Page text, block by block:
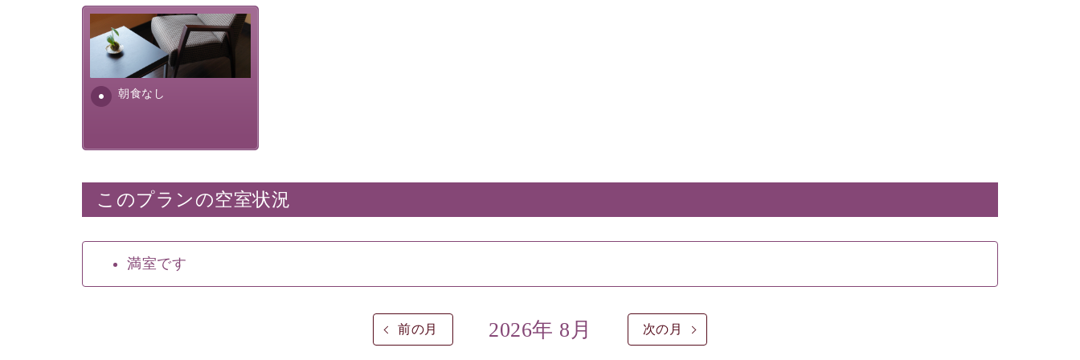
朝食なし
朝食なし。ご朝食を付ける場
合は朝食付きのプランをお選
びくださいませ。
このプランの空室状況
満室です
前の月 2026年 8月 次の月